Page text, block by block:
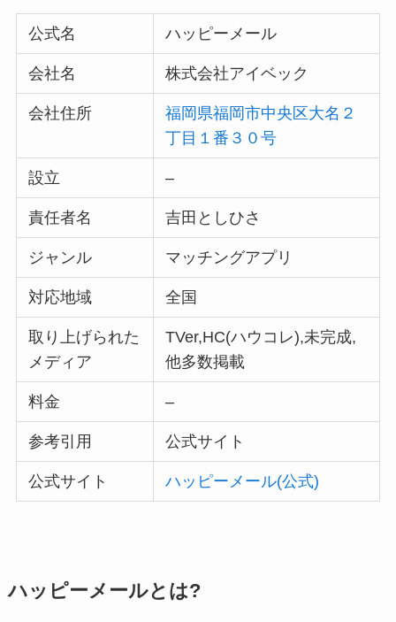
公式名 ハッピーメール
会社名 株式会社アイベック
会社住所
福岡県福岡市中央区大名２
丁目１番３０号
設立 –
責任者名 吉田としひさ
ジャンル マッチングアプリ
対応地域 全国
取り上げられた
メディア
TVer,HC(ハウコレ),未完成,
他多数掲載
料金 –
参考引用 公式サイト
公式サイト ハッピーメール(公式)
ハッピーメールとは?